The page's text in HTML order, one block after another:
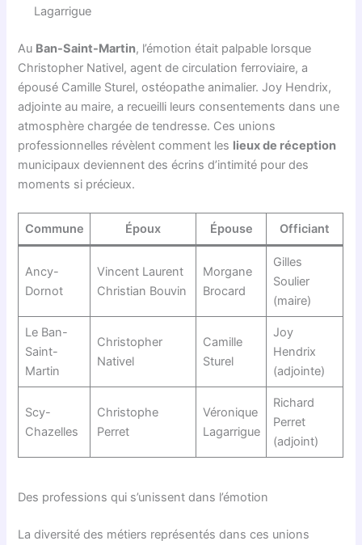
Lagarrigue
Au Ban-Saint-Martin, l’émotion était palpable lorsque
Christopher Nativel, agent de circulation ferroviaire, a
épousé Camille Sturel, ostéopathe animalier. Joy Hendrix,
adjointe au maire, a recueilli leurs consentements dans une
atmosphère chargée de tendresse. Ces unions
professionnelles révèlent comment les lieux de réception
municipaux deviennent des écrins d’intimité pour des
moments si précieux.
Commune Époux Épouse Officiant
Ancy-
Dornot
Vincent Laurent
Christian Bouvin
Morgane
Brocard
Gilles
Soulier
(maire)
Le Ban-
Saint-
Martin
Christopher
Nativel
Camille
Sturel
Joy
Hendrix
(adjointe)
Scy-
Chazelles
Christophe
Perret
Véronique
Lagarrigue
Richard
Perret
(adjoint)
Des professions qui s’unissent dans l’émotion
La diversité des métiers représentés dans ces unions